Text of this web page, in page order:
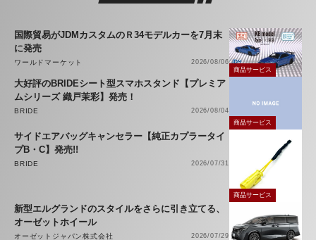
国際貿易がJDMカスタムのＲ34モデルカーを7月末
に発売
ワールドマーケット
2026/08/06
商品サービス
大好評のBRIDEシート型スマホスタンド【プレミア
ムシリーズ 織戸茉彩】発売！
BRIDE
2026/08/04
商品サービス
サイドエアバッグキャンセラー【純正カプラータイ
プB・C】発売!!
BRIDE 2026/07/31
商品サービス
新型エルグランドのスタイルをさらに引き立てる、
オーゼットホイール
オーゼットジャパン株式会社
2026/07/29